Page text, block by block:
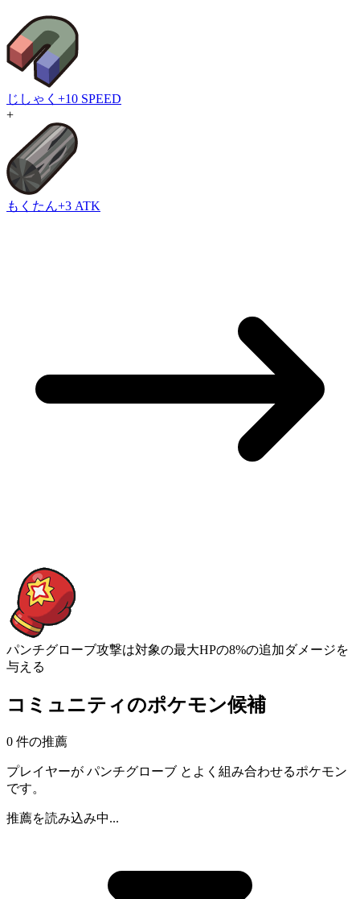
じしゃく +10 SPEED
+
もくたん+3 ATK
パンチグローブ攻撃は対象の最大HPの8%の追加ダメージを
与える
コミュニティのポケモン候補
0 件の推薦
プレイヤーが パンチグローブ とよく組み合わせるポケモン
です。
推薦を読み込み中...